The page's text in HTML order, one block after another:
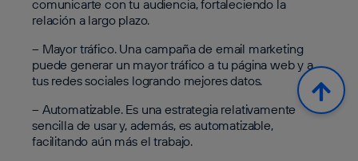
comunicarte con tu audiencia, fortaleciendo la
relación a largo plazo.
– Mayor tráfico. Una campaña de email marketing
puede generar un mayor tráfico a tu página web y a
tus redes sociales logrando mejores datos.
– Automatizable. Es una estrategia relativamente
sencilla de usar y, además, es automatizable,
facilitando aún más el trabajo.